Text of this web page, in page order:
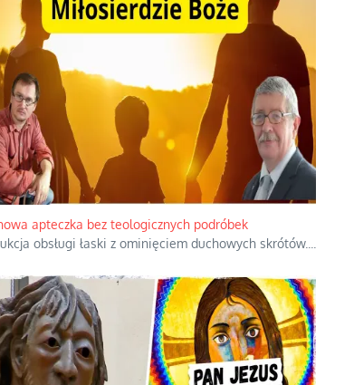
apteczka bez teologicznych podróbek
obsługi łaski z ominięciem duchowych skrótów.